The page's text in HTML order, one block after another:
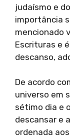
judaísmo e
importância
mencionado
Escrituras e
descanso,
De acordo
universo em
sétimo dia e
descansar e
ordenada